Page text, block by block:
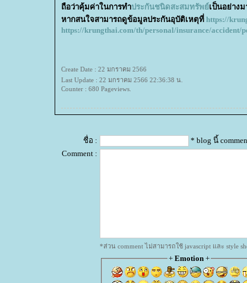
ถือว่าคุ้มค่าในการทำประกันชนิดสะสมทรัพย์เป็นอย่างม
หากสนใจสามารถดูข้อมูลประกันอุบัติเหตุที่ https://
https://krungthai.com/th/personal/insurance/accident/
Create Date : 22 มกราคม 2566
Last Update : 22 มกราคม 2566 22:36:38 น.
Counter : 680 Pageviews.
ชื่อ :
* blog นี้
Comment :
*ส่วน comment ไม่สามารถใช้ javascript และ style
+ Emotion+